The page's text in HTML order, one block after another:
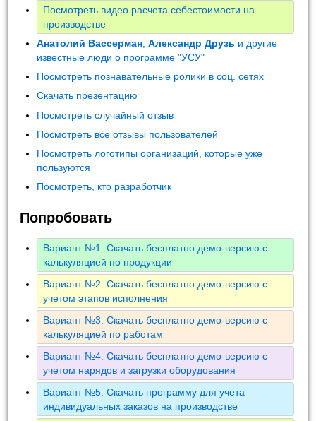
Посмотреть видео расчета себестоимости на
производстве
Анатолий Вассерман ,Александр Друзь и другие
известные люди о программе "УСУ"
Посмотреть познавательные ролики в соц. сетях
Скачать презентацию
Посмотреть случайный отзыв
Посмотреть все отзывы пользователей
Посмотреть логотипы организаций, которые уже
пользуются
Посмотреть, кто разработчик
Попробовать
Вариант №1: Скачать бесплатно демо-версию с
калькуляцией по продукции
Вариант №2: Скачать бесплатно демо-версию с
учетом этапов исполнения
Вариант №3: Скачать бесплатно демо-версию с
калькуляцией по работам
Вариант №4: Скачать бесплатно демо-версию с
учетом нарядов и загрузки оборудования
Вариант №5: Скачать программу для учета
индивидуальных заказов на производстве